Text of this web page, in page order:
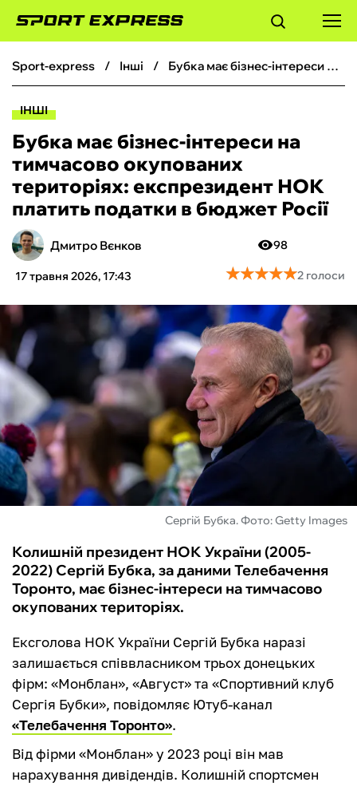
ФУТБОЛ
БОКС
ХОКЕЙ
ТЕНІС
КІБЕРСПОРТ
ЧС-2026
ФУТЗАЛ
ІНШІ
БУКМЕКЕРИ
sport-express інші Бубка має бізнес-інтереси на тимчасово окупованих територіях: експрезидент НОК платить податки в бюджет Росії
ІНШІ
Бубка має бізнес-інтереси на
тимчасово окупованих
територіях: експрезидент НОК
платить податки в бюджет Росії
Дмитро Вєнков
17 травня 2026, 17:43
98
★★★★★
★★★★★2 голоси
Сергій Бубка. Фото: Getty Images
Колишній президент НОК України (2005-
2022) Сергій Бубка, за даними Телебачення
Торонто, має бізнес-інтереси на тимчасово
окупованих територіях.
Ексголова НОК України Сергій Бубка наразі
залишається співвласником трьох донецьких
фірм: «Монблан», «Август» та «Спортивний клуб
Сергія Бубки», повідомляє Ютуб-канал
«Телебачення Торонто».
Від фірми «Монблан» у 2023 році він мав
нарахування дивідендів. Колишній спортсмен